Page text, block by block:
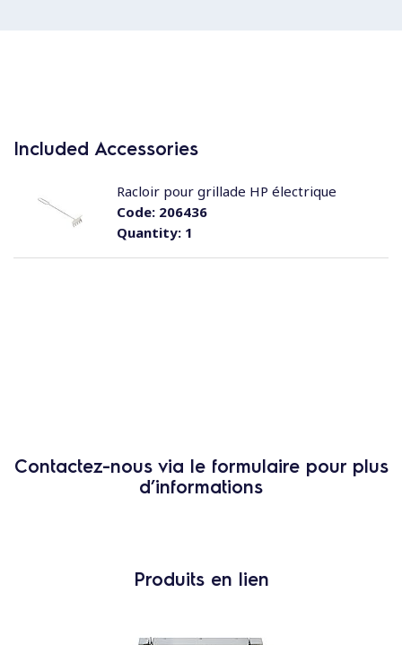
Included Accessories
Quantity:1
Code:206436
Racloir pour grillade HP électrique
Contactez-nous via le formulaire pour plus
d’informations
Produits en lien